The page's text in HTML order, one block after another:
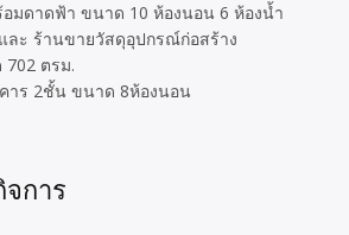
มดาดฟ้า ขนาด 10 ห้องนอน 6 ห้องน้ำ
ละ ร้านขายวัสดุอุปกรณ์ก่อสร้าง
ตรม.
าร 2ชั้น ขนาด 8ห้องนอน
การ